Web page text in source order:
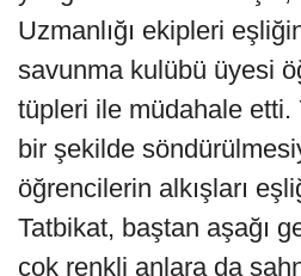
Uzmanlığı ekipleri
savunma kulübü üyesi
tüpleri ile müdahale etti.
bir şekilde
öğrencilerin alkışları
Tatbikat, baştan aşağı
çok renkli anlara da